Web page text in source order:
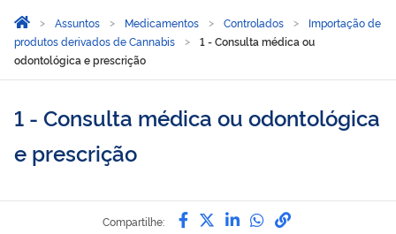
Você está aqui:
Página Inicial
Assuntos Medicamentos Controlados
Importação de
produtos derivados de Cannabis
1 - Consulta médica ou
odontológica e prescrição
1 - Consulta médica ou odontológica
e prescrição
Compartilhe: Compartilhe por Facebook
Compartilhe por Twitter
Compartilhe por
Compartilhe
link para